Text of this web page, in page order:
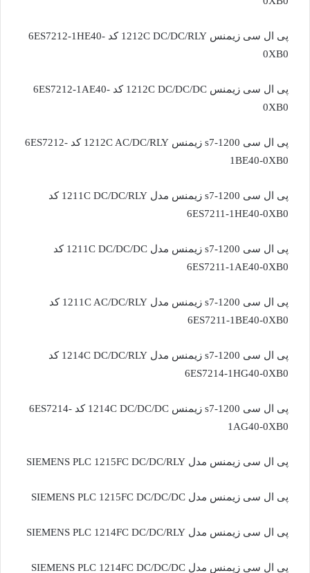
پی ال سی زیمنس 1212C DC/DC/RLY کد 6ES7212-1HE40-
0XB0
پی ال سی زیمنس 1212C DC/DC/DC کد 6ES7212-1AE40-
0XB0
پی ال سی s7-1200 زیمنس 1212C AC/DC/RLY کد 6ES7212-
1BE40-0XB0
پی ال سی s7-1200 زیمنس مدل 1211C DC/DC/RLY کد
6ES7211-1HE40-0XB0
پی ال سی s7-1200 زیمنس مدل 1211C DC/DC/DC کد
6ES7211-1AE40-0XB0
پی ال سی s7-1200 زیمنس مدل 1211C AC/DC/RLY کد
6ES7211-1BE40-0XB0
پی ال سی s7-1200 زیمنس مدل 1214C DC/DC/RLY کد
6ES7214-1HG40-0XB0
پی ال سی s7-1200 زیمنس 1214C DC/DC/DC کد 6ES7214-
1AG40-0XB0
پی ال سی زیمنس مدل SIEMENS PLC 1215FC DC/DC/RLY
پی ال سی زیمنس مدل SIEMENS PLC 1215FC DC/DC/DC
پی ال سی زیمنس مدل SIEMENS PLC 1214FC DC/DC/RLY
پی ال سی زیمنس مدل SIEMENS PLC 1214FC DC/DC/DC